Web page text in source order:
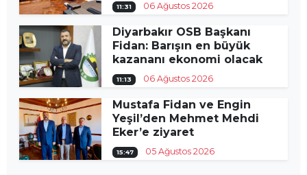
11:31 06 Ağustos 2026
Diyarbakır OSB Başkanı
Fidan: Barışın en büyük
kazananı ekonomi olacak
11:13 06 Ağustos 2026
Mustafa Fidan ve Engin
Yeşil’den Mehmet Mehdi
Eker’e ziyaret
15:47 05 Ağustos 2026